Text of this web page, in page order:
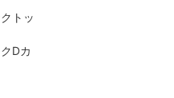
トッ
Dカ